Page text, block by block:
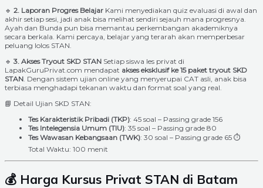
🔹 2. Laporan Progres Belajar Kami menyediakan quiz evaluasi di awal dan
akhir setiap sesi, jadi anak bisa melihat sendiri sejauh mana progresnya.
Ayah dan Bunda pun bisa memantau perkembangan akademiknya
secara berkala. Kami percaya, belajar yang terarah akan memperbesar
peluang lolos STAN.
🔹 3. Akses Tryout SKD STAN Setiap siswa les privat di
LapakGuruPrivat.com mendapat akses eksklusif ke 15 paket tryout SKD
STAN . Dengan sistem ujian online yang menyerupai CAT asli, anak bisa
terbiasa menghadapi tekanan waktu dan format soal yang real.
📘 Detail Ujian SKD STAN:
Tes Karakteristik Pribadi (TKP): 45 soal – Passing grade 156
Tes Intelegensia Umum (TIU): 35 soal – Passing grade 80
Tes Wawasan Kebangsaan (TWK): 30 soal – Passing grade 65 ⏱️
Total Waktu: 100 menit
💰 Harga Kursus Privat STAN di Batam